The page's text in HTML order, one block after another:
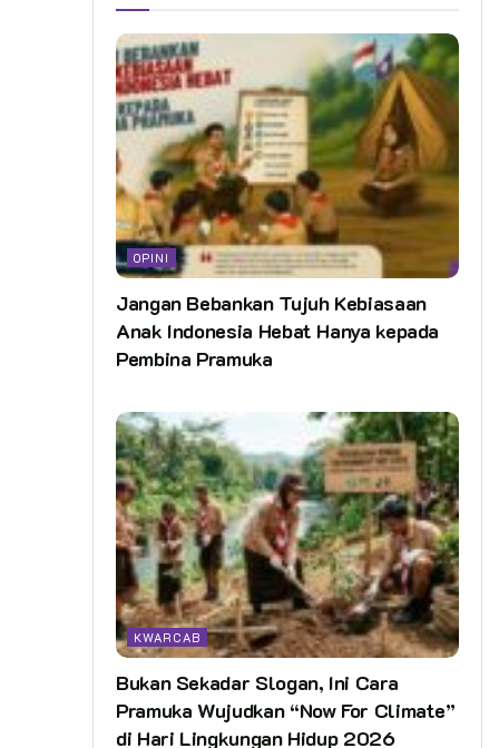
OPINI
Jangan Bebankan Tujuh Kebiasaan
Anak Indonesia Hebat Hanya kepada
Pembina Pramuka
KWARCAB
Bukan Sekadar Slogan, Ini Cara
Pramuka Wujudkan “Now For Climate”
di Hari Lingkungan Hidup 2026